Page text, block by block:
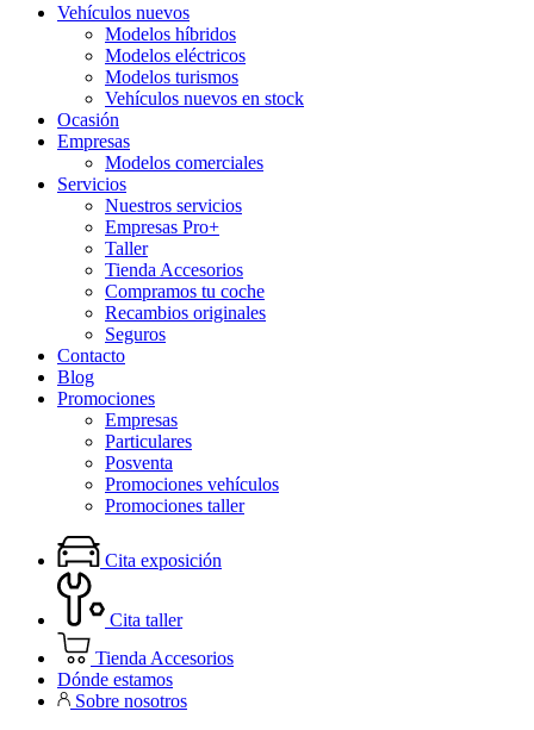
Vehículos nuevos
Modelos híbridos
Modelos eléctricos
Modelos turismos
Vehículos nuevos en stock
Ocasión
Empresas
Modelos comerciales
Servicios
Nuestros servicios
Empresas Pro+
Taller
Tienda Accesorios
Compramos tu coche
Recambios originales
Seguros
Contacto
Blog
Promociones
Empresas
Particulares
Posventa
Promociones vehículos
Promociones taller
Cita exposición
Cita taller
Tienda Accesorios
Dónde estamos
Sobre nosotros